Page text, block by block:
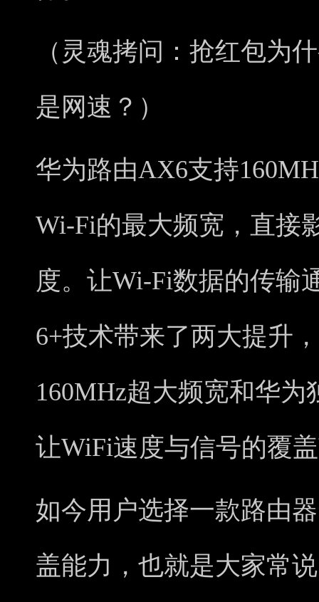
（灵魂拷问：抢红包为
是网速？）
华为路由AX6支持
Wi-Fi的最大频宽，直接
度。让Wi-Fi数据的传输
6+技术带来了两大提升
160MHz超大频宽和华
让WiFi速度与信号的覆
如今用户选择一款路由
盖能力，也就是大家常